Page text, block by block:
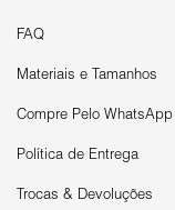
FAQ
Materiais e Tamanhos
Compre Pelo WhatsApp
Política de Entrega
Trocas & Devoluções